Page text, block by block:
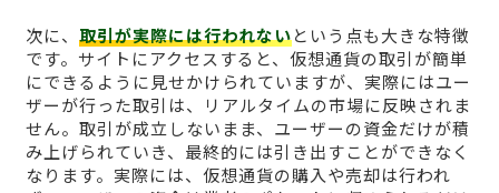
次に、 取引が実際には行われないという点も大きな特徴
です。サイトにアクセスすると、仮想通貨の取引が簡単
にできるように見せかけられていますが、実際にはユー
ザーが行った取引は、リアルタイムの市場に反映されま
せん。取引が成立しないまま、ユーザーの資金だけが積
み上げられていき、最終的には引き出すことができなく
なります。実際には、仮想通貨の購入や売却は行われ